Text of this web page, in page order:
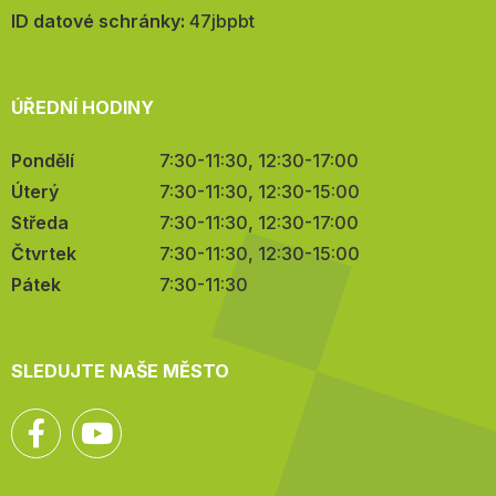
mail:
ID datové schránky: 47jbpbt
ÚŘEDNÍ HODINY
Pondělí
7:30-11:30, 12:30-17:00
Úterý
7:30-11:30, 12:30-15:00
Středa
7:30-11:30, 12:30-17:00
Čtvrtek
7:30-11:30, 12:30-15:00
Pátek
7:30-11:30
SLEDUJTE NAŠE MĚSTO
Facebook